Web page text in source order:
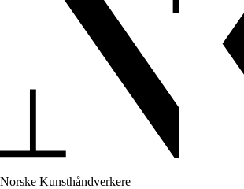
Norske Kunsthåndverkere